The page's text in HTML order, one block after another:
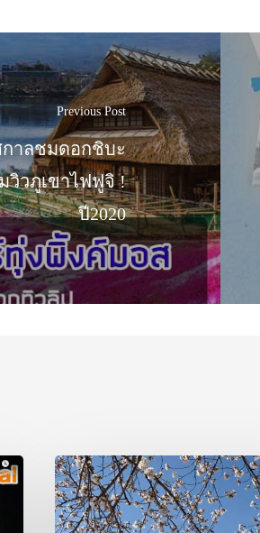
Previous Post
กาลชมดอกชิบะ
วิวภูเขาไฟฟูจิ !
ปี2020